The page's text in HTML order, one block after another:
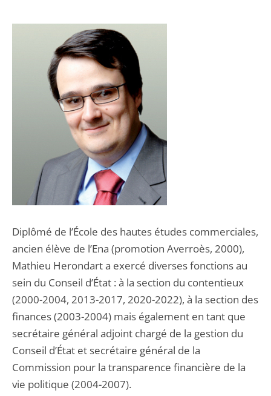
Diplômé de l’École des hautes études commerciales,
ancien élève de l’Ena (promotion Averroès, 2000),
Mathieu Herondart a exercé diverses fonctions au
sein du Conseil d’État : à la section du contentieux
(2000-2004, 2013-2017, 2020-2022), à la section des
finances (2003-2004) mais également en tant que
secrétaire général adjoint chargé de la gestion du
Conseil d’État et secrétaire général de la
Commission pour la transparence financière de la
vie politique (2004-2007).